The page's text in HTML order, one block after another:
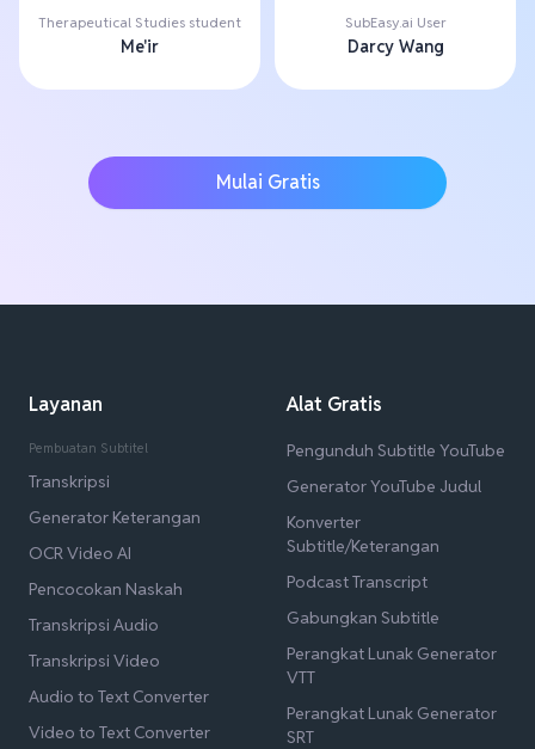
Therapeutical Studies student
Me'ir
SubEasy.ai User
Darcy Wang
Mulai Gratis
Layanan
Pembuatan Subtitel
Transkripsi
Generator Keterangan
OCR Video AI
Pencocokan Naskah
Transkripsi Audio
Transkripsi Video
Audio to Text Converter
Video to Text Converter
Alat Gratis
Pengunduh Subtitle YouTube
Generator YouTube Judul
Konverter
Subtitle/Keterangan
Podcast Transcript
Gabungkan Subtitle
Perangkat Lunak Generator
VTT
Perangkat Lunak Generator
SRT